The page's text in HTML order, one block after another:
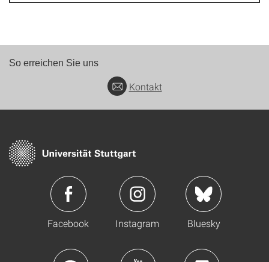
So erreichen Sie uns
Kontakt
Facebook Instagram Bluesky